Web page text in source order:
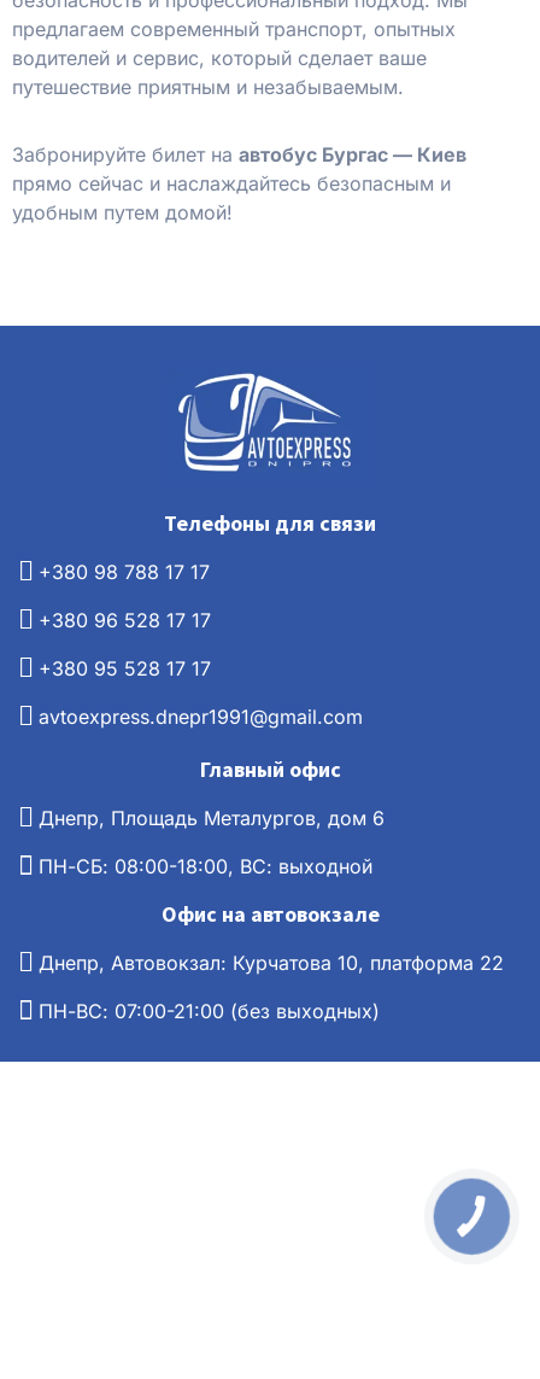
предлагаем современный транспорт, опытных
водителей и сервис, который сделает ваше
путешествие приятным и незабываемым.
Забронируйте билет на автобус Бургас — Киев
прямо сейчас и наслаждайтесь безопасным и
удобным путем домой!
Телефоны для связи
+380 98 788 17 17
+380 96 528 17 17
+380 95 528 17 17
avtoexpress.dnepr1991@gmail.com
Главный офис
Днепр, Площадь Металургов, дом 6
ПН-СБ: 08:00-18:00, ВС: выходной
Офис на автовокзале
Днепр, Автовокзал: Курчатова 10, платформа 22
ПН-ВС: 07:00-21:00 (без выходных)